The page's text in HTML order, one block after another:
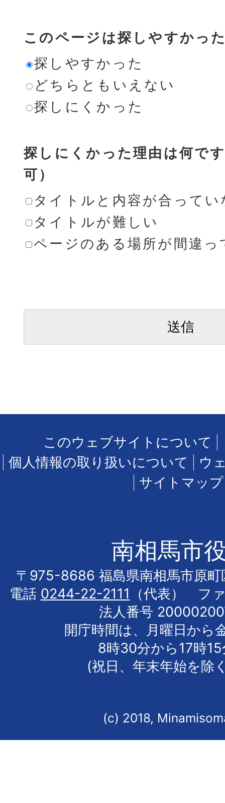
このページは探しやすかっ
探しやすかった
どちらともいえない
探しにくかった
探しにくかった理由は何で
可）
タイトルと内容が合ってい
タイトルが難しい
ページのある場所が間違っ
このウェブサイトについて
個人情報の取り扱いについて
ウ
サイトマップ
南相馬市
〒975-8686 福島県南相馬市原町
電話 0244-22-2111
（代表） フ
法人番号
開庁時間は、月曜日から
8時30分から17時
(祝日、年末年始を除
(c) 2018,